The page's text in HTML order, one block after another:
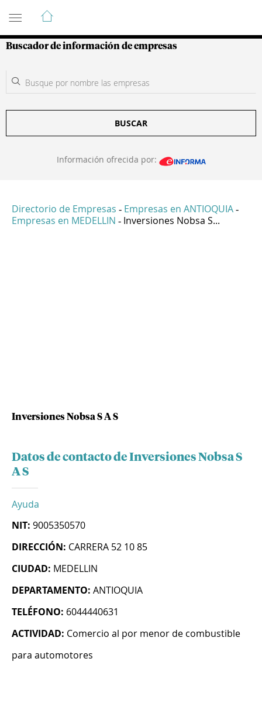
Guía de Empresas Colombianas
Buscador de información de empresas
BUSCAR
Información ofrecida por:
Directorio de Empresas - Empresas en ANTIOQUIA -
Empresas en MEDELLIN - Inversiones Nobsa S...
Inversiones Nobsa S A S
Datos de contacto de Inversiones Nobsa S
A S
Ayuda
NIT: 9005350570
DIRECCIÓN: CARRERA 52 10 85
CIUDAD: MEDELLIN
DEPARTAMENTO: ANTIOQUIA
TELÉFONO: 6044440631
ACTIVIDAD: Comercio al por menor de combustible
para automotores